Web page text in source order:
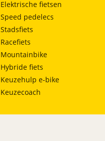
Elektrische fietsen
Speed pedelecs
Stadsfiets
Racefiets
Mountainbike
Hybride fiets
Keuzehulp e-bike
Keuzecoach